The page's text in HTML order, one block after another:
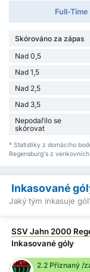
Full-Time
Skórováno za zápas
Nad 0,5
Nad 1,5
Nad 2,5
Nad 3,5
Nepodařilo se
skórovat
* Statistiky z domácího
Regensburg's z
Inkasované
Jaký tým inkasuje
SSV Jahn 2000
Inkasované góly
2.2 Přiznaný /